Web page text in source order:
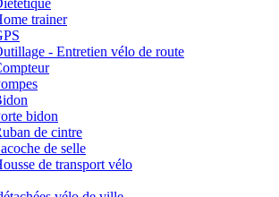
trainer
- Entretien vélo de route
bidon
de cintre
de selle
de transport vélo